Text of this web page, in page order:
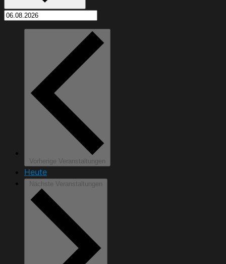
Vorherige Veranstaltungen
Heute
Nächste Veranstaltungen